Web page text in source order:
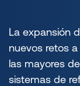
La expansión
nuevos retos
las mayores
sistemas de